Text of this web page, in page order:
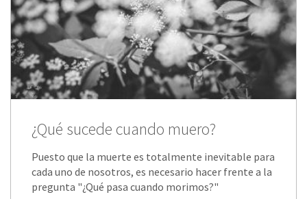
¿Qué sucede cuando muero?
Puesto que la muerte es totalmente inevitable para
cada uno de nosotros, es necesario hacer frente a la
pregunta "¿Qué pasa cuando morimos?"